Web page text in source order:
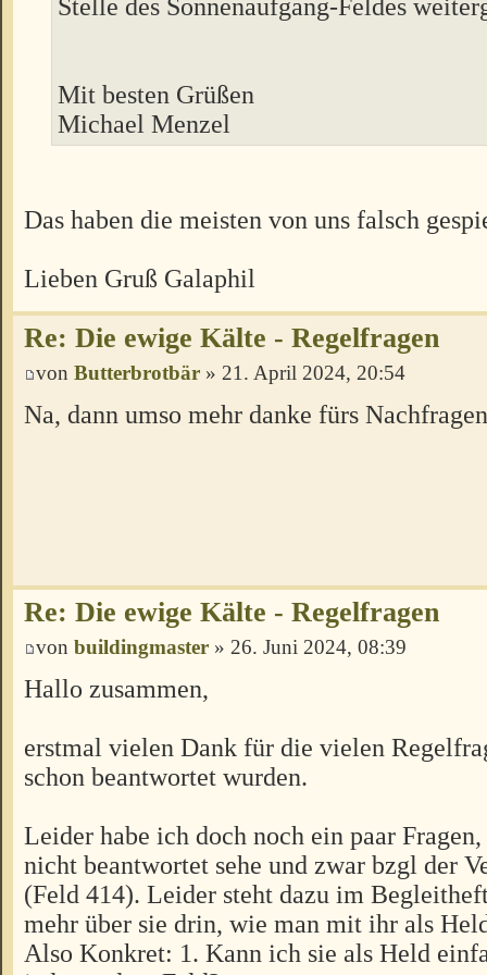
Stelle des Sonnenaufgang-Feldes
Mit besten Grüßen
Michael Menzel
Das haben die meisten von uns falsch
Lieben Gruß Galaphil
Re: Die ewige Kälte - Regelfragen
von Butterbrotbär » 21. April 2024, 20:54
Na, dann umso mehr danke fürs
Re: Die ewige Kälte - Regelfragen
von buildingmaster » 26. Juni 2024, 08:39
Hallo zusammen,
erstmal vielen Dank für die vielen
schon beantwortet wurden.
Leider habe ich doch noch ein paar
nicht beantwortet sehe und zwar bzgl der
(Feld 414). Leider steht dazu im
mehr über sie drin, wie man mit ihr als
Also Konkret: 1. Kann ich sie als Held